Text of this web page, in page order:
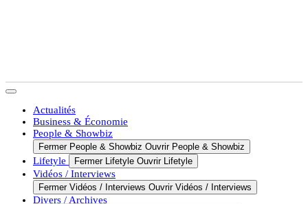
Actualités
Business & Économie
People & Showbiz
Fermer People & Showbiz Ouvrir People & Showbiz
Lifetyle Fermer Lifetyle Ouvrir Lifetyle
Vidéos / Interviews
Fermer Vidéos / Interviews Ouvrir Vidéos / Interviews
Divers / Archives